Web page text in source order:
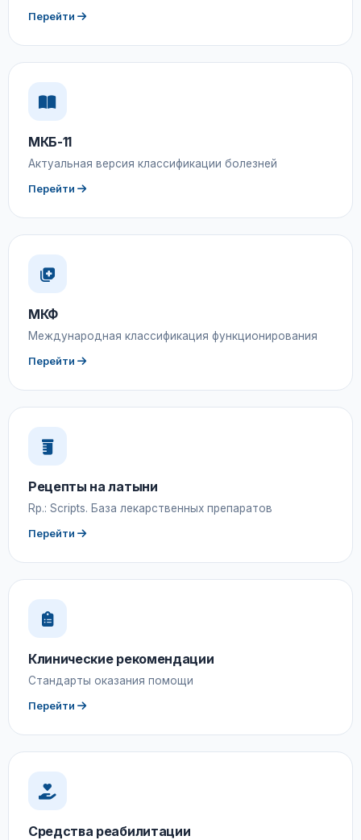
Перейти
МКБ-11
Актуальная версия классификации болезней
Перейти
МКФ
Международная классификация функционирования
Перейти
Рецепты на латыни
Rp.: Scripts. База лекарственных препаратов
Перейти
Клинические рекомендации
Стандарты оказания помощи
Перейти
Средства реабилитации